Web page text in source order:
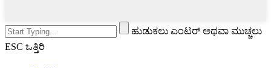
ಹುಡುಕಲು ಎಂಟರ್ ಅಥವಾ ಮುಚ್ಚಲು
ESC ಒತ್ತಿರಿ